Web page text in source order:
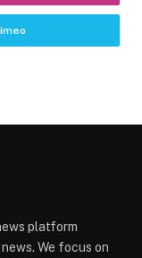
platform
We focus on